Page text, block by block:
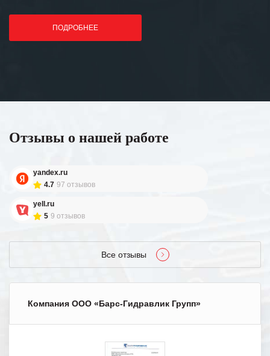
ПОДРОБНЕЕ
Отзывы о нашей работе
yandex.ru
4.7 97 отзывов
yell.ru
5 9 отзывов
Все отзывы
Компания ООО «Барс-Гидравлик Групп»